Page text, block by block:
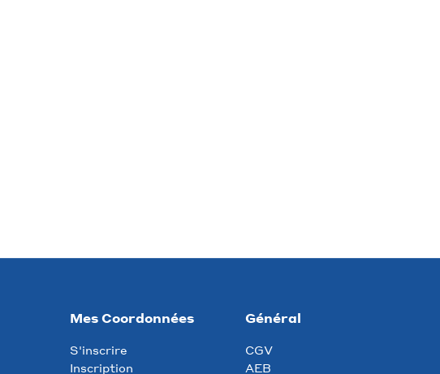
Mes Coordonnées
S'inscrire
Inscription
Général
CGV
AEB